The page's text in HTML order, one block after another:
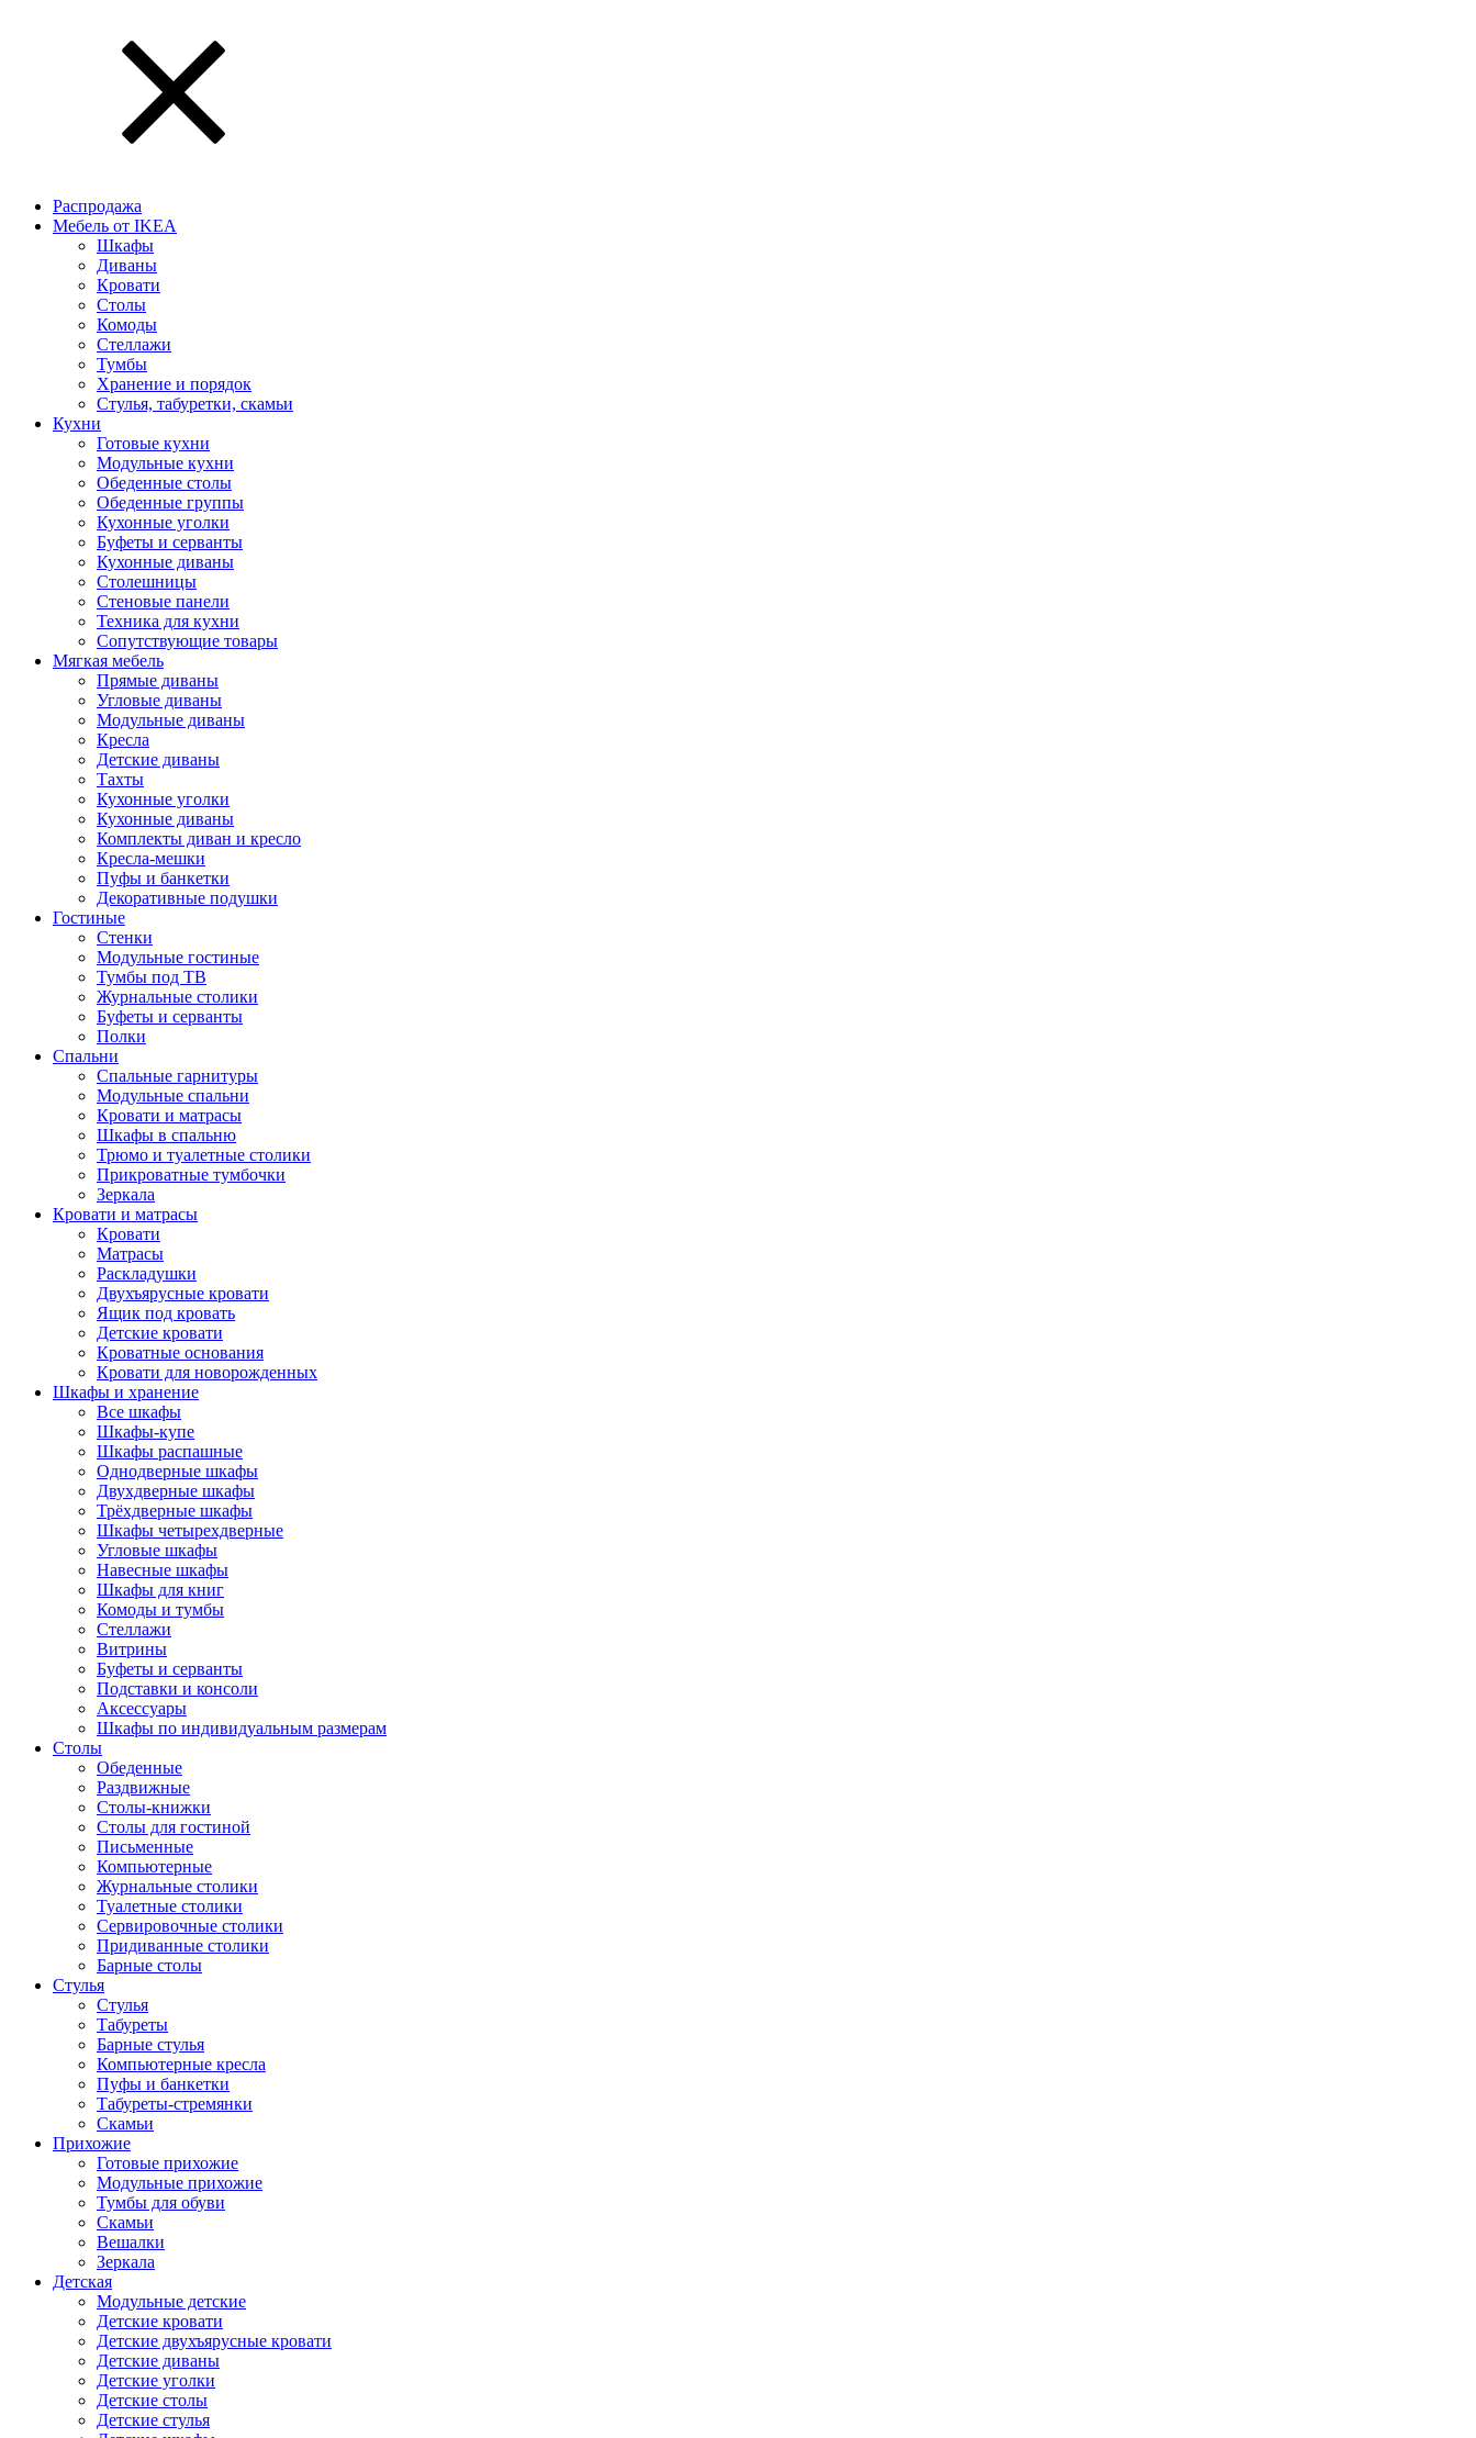
Распродажа
Мебель от IKEA
Шкафы
Диваны
Кровати
Столы
Комоды
Стеллажи
Тумбы
Хранение и порядок
Стулья, табуретки, скамьи
Кухни
Готовые кухни
Модульные кухни
Обеденные столы
Обеденные группы
Кухонные уголки
Буфеты и серванты
Кухонные диваны
Столешницы
Стеновые панели
Техника для кухни
Сопутствующие товары
Мягкая мебель
Прямые диваны
Угловые диваны
Модульные диваны
Кресла
Детские диваны
Тахты
Кухонные уголки
Кухонные диваны
Комплекты диван и кресло
Кресла-мешки
Пуфы и банкетки
Декоративные подушки
Гостиные
Стенки
Модульные гостиные
Тумбы под ТВ
Журнальные столики
Буфеты и серванты
Полки
Спальни
Спальные гарнитуры
Модульные спальни
Кровати и матрасы
Шкафы в спальню
Трюмо и туалетные столики
Прикроватные тумбочки
Зеркала
Кровати и матрасы
Кровати
Матрасы
Раскладушки
Двухъярусные кровати
Ящик под кровать
Детские кровати
Кроватные основания
Кровати для новорожденных
Шкафы и хранение
Все шкафы
Шкафы-купе
Шкафы распашные
Однодверные шкафы
Двухдверные шкафы
Трёхдверные шкафы
Шкафы четырехдверные
Угловые шкафы
Навесные шкафы
Шкафы для книг
Комоды и тумбы
Стеллажи
Витрины
Буфеты и серванты
Подставки и консоли
Аксессуары
Шкафы по индивидуальным размерам
Столы
Обеденные
Раздвижные
Столы-книжки
Столы для гостиной
Письменные
Компьютерные
Журнальные столики
Туалетные столики
Сервировочные столики
Придиванные столики
Барные столы
Стулья
Стулья
Табуреты
Барные стулья
Компьютерные кресла
Пуфы и банкетки
Табуреты-стремянки
Скамьи
Прихожие
Готовые прихожие
Модульные прихожие
Тумбы для обуви
Скамьи
Вешалки
Зеркала
Детская
Модульные детские
Детские кровати
Детские двухъярусные кровати
Детские диваны
Детские уголки
Детские столы
Детские стулья